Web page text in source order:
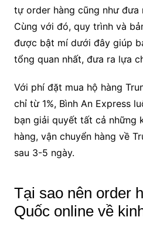
tự order hàng cũng như
Cùng với đó, quy trình và
được bật mí dưới đây giúp
tổng quan nhất, đưa ra lựa
Với phí đặt mua hộ hàng
chỉ từ 1%, Bình An Express
bạn giải quyết tất cả những
hàng, vận chuyển hàng về
sau 3-5 ngày.
Tại sao nên order
Quốc online về